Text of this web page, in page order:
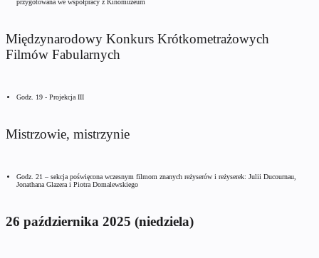
przygotowana we współpracy z Kinomuzeum
Międzynarodowy Konkurs Krótkometrażowych
Filmów Fabularnych
Godz. 19 - Projekcja III
Mistrzowie, mistrzynie
Godz. 21 – sekcja poświęcona wczesnym filmom znanych reżyserów i reżyserek: Julii Ducournau,
Jonathana Glazera i Piotra Domalewskiego
26 października 2025 (niedziela)